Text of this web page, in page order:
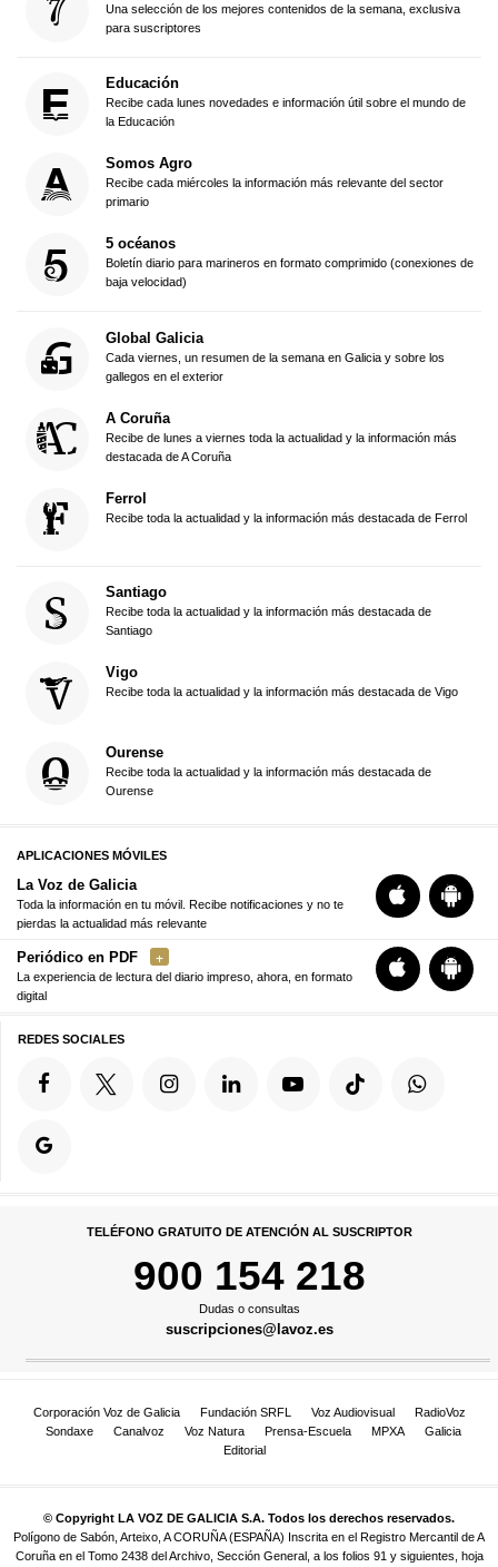
Una selección de los mejores contenidos de la semana, exclusiva
para suscriptores
Educación
Recibe cada lunes novedades e información útil sobre el mundo de
la Educación
Somos Agro
Recibe cada miércoles la información más relevante del sector
primario
5 océanos
Boletín diario para marineros en formato comprimido (conexiones de
baja velocidad)
Global Galicia
Cada viernes, un resumen de la semana en Galicia y sobre los
gallegos en el exterior
A Coruña
Recibe de lunes a viernes toda la actualidad y la información más
destacada de A Coruña
Ferrol
Recibe toda la actualidad y la información más destacada de Ferrol
Santiago
Recibe toda la actualidad y la información más destacada de
Santiago
Vigo
Recibe toda la actualidad y la información más destacada de Vigo
Ourense
Recibe toda la actualidad y la información más destacada de
Ourense
APLICACIONES MÓVILES
La Voz de Galicia
Toda la información en tu móvil. Recibe notificaciones y no te
pierdas la actualidad más relevante
Periódico en PDF
La experiencia de lectura del diario impreso, ahora, en formato
digital
REDES SOCIALES
TELÉFONO GRATUITO DE ATENCIÓN AL SUSCRIPTOR
900 154 218
Dudas o consultas
suscripciones@lavoz.es
Corporación Voz de Galicia Fundación SRFL Voz Audiovisual
RadioVoz
Sondaxe
Canalvoz Voz Natura Prensa-Escuela MPXA
Galicia
Editorial
© Copyright LA VOZ DE GALICIA S.A. Todos los derechos reservados.
Polígono de Sabón, Arteixo, A CORUÑA (ESPAÑA) Inscrita en el Registro Mercantil de A
Coruña en el Tomo 2438 del Archivo, Sección General, a los folios 91 y siguientes, hoja